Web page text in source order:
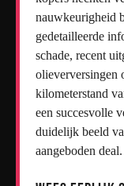
nauwkeurigheid
gedetailleerde
schade, recent
olieverversingen
kilometerstand
een succesvolle
duidelijk beeld
aangeboden deal.